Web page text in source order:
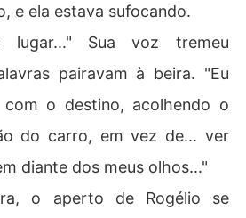
e ela estava sufocando.
lugar..." Sua voz tremeu
pairavam à beira. "Eu
o destino, acolhendo o
do carro, em vez de... ver
diante dos meus olhos..."
o aperto de Rogélio se